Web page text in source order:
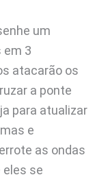
um
em 3
atacarão os
a ponte
para atualizar
e
as ondas
se